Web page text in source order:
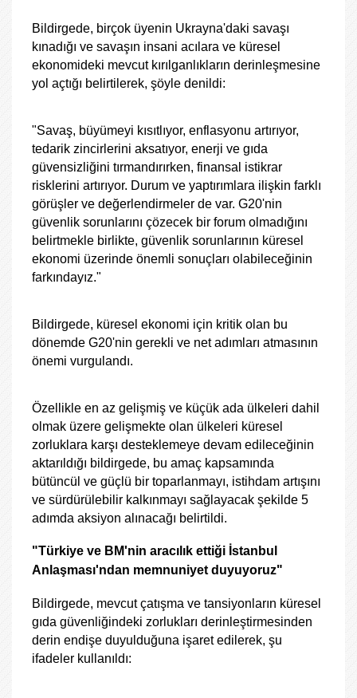
Bildirgede, birçok üyenin Ukrayna'daki savaşı
kınadığı ve savaşın insani acılara ve küresel
ekonomideki mevcut kırılganlıkların derinleşmesine
yol açtığı belirtilerek, şöyle denildi:
"Savaş, büyümeyi kısıtlıyor, enflasyonu artırıyor,
tedarik zincirlerini aksatıyor, enerji ve gıda
güvensizliğini tırmandırırken, finansal istikrar
risklerini artırıyor. Durum ve yaptırımlara ilişkin farklı
görüşler ve değerlendirmeler de var. G20'nin
güvenlik sorunlarını çözecek bir forum olmadığını
belirtmekle birlikte, güvenlik sorunlarının küresel
ekonomi üzerinde önemli sonuçları olabileceğinin
farkındayız."
Bildirgede, küresel ekonomi için kritik olan bu
dönemde G20'nin gerekli ve net adımları atmasının
önemi vurgulandı.
Özellikle en az gelişmiş ve küçük ada ülkeleri dahil
olmak üzere gelişmekte olan ülkeleri küresel
zorluklara karşı desteklemeye devam edileceğinin
aktarıldığı bildirgede, bu amaç kapsamında
bütüncül ve güçlü bir toparlanmayı, istihdam artışını
ve sürdürülebilir kalkınmayı sağlayacak şekilde 5
adımda aksiyon alınacağı belirtildi.
"Türkiye ve BM'nin aracılık ettiği İstanbul
Anlaşması'ndan memnuniyet duyuyoruz"
Bildirgede, mevcut çatışma ve tansiyonların küresel
gıda güvenliğindeki zorlukları derinleştirmesinden
derin endişe duyulduğuna işaret edilerek, şu
ifadeler kullanıldı: